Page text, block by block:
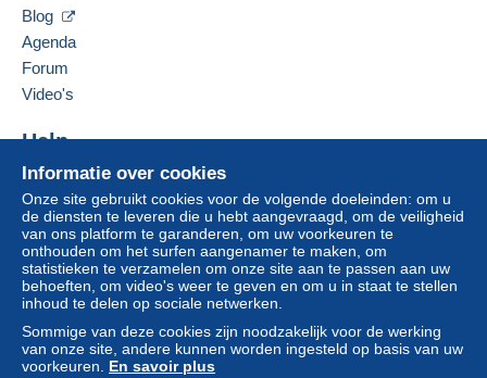
Informatie over cookies
Onze site gebruikt cookies voor de volgende doeleinden: om u
de diensten te leveren die u hebt aangevraagd, om de veiligheid
van ons platform te garanderen, om uw voorkeuren te
onthouden om het surfen aangenamer te maken, om
statistieken te verzamelen om onze site aan te passen aan uw
behoeften, om video's weer te geven en om u in staat te stellen
inhoud te delen op sociale netwerken.
Sommige van deze cookies zijn noodzakelijk voor de werking
van onze site, andere kunnen worden ingesteld op basis van uw
voorkeuren. En savoir plus
Blog
Agenda
Forum
Video's
Help
Hulpcentrum
Kopen op Delcampe
Verkopen op Delcampe
Een beveiligde website